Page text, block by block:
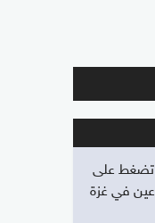
تضغط على
في غزة